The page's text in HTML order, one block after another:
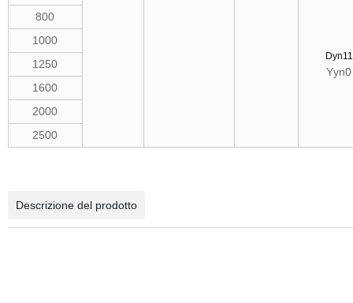
Dyn11
Yyn0
800
1000
1250
1600
2000
2500
Descrizione del prodotto